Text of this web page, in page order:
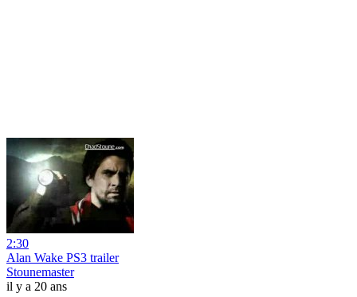
2:30
Alan Wake PS3 trailer
Stounemaster
il y a 20 ans